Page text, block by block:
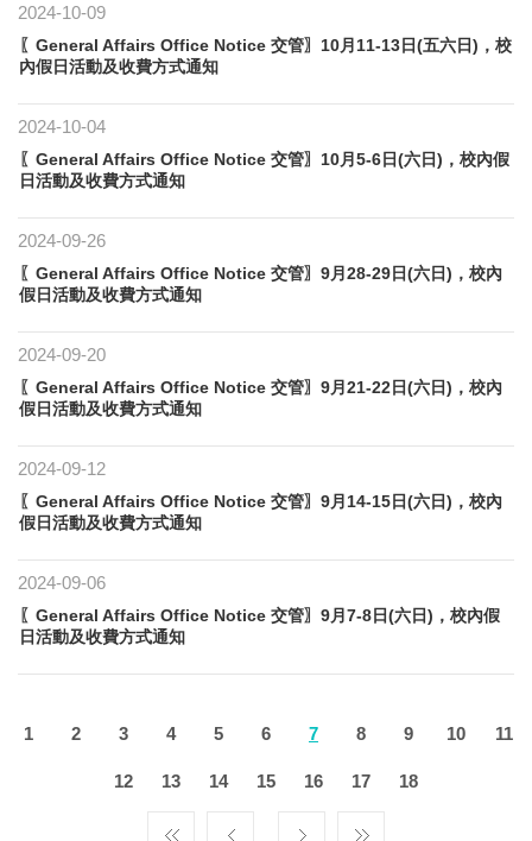
2024-10-09
〖General Affairs Office Notice 交管〗10月11-13日(五六日)，校
內假日活動及收費方式通知
2024-10-04
〖General Affairs Office Notice 交管〗10月5-6日(六日)，校內假
日活動及收費方式通知
2024-09-26
〖General Affairs Office Notice 交管〗9月28-29日(六日)，校內
假日活動及收費方式通知
2024-09-20
〖General Affairs Office Notice 交管〗9月21-22日(六日)，校內
假日活動及收費方式通知
2024-09-12
〖General Affairs Office Notice 交管〗9月14-15日(六日)，校內
假日活動及收費方式通知
2024-09-06
〖General Affairs Office Notice 交管〗9月7-8日(六日)，校內假
日活動及收費方式通知
1 2 3 4 5 6 7 8 9 10 11
12 13 14 15 16 17 18